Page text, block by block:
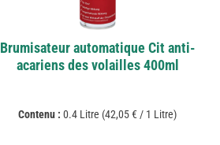
Brumisateur automatique Cit anti-
acariens des volailles 400ml
Contenu : 0.4 Litre (42,05 € / 1 Litre)